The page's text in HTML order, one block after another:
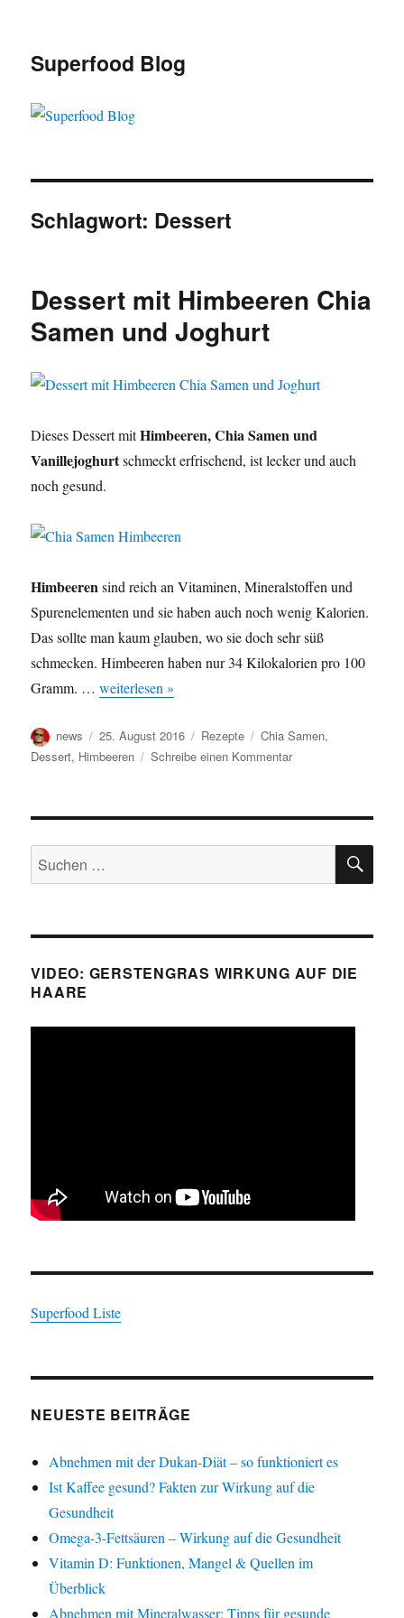
Superfood Blog
Schlagwort: Dessert
Dessert mit Himbeeren Chia
Samen und Joghurt
Dieses Dessert mitHimbeeren, Chia Samen und
Vanillejoghurtschmeckt erfrischend, ist lecker und auch
noch gesund.
Himbeerensind reich an Vitaminen, Mineralstoffen und
Spurenelementen und sie haben auch noch wenig Kalorien.
Das sollte man kaum glauben, wo sie doch sehr süß
schmecken. Himbeeren haben nur 34 Kilokalorien pro 100
Gramm. …weiterlesen »
Autor
news
Veröffentlicht
am
25. August 2016 Kategorien
Rezepte Schlagwörter
Chia Samen,
Dessert, Himbeeren Schreibe einen Kommentarzu
Samen
Joghurt
Suche
nach:
VIDEO: GERSTENGRAS WIRKUNG AUF DIE
HAARE
Superfood Liste
NEUESTE BEITRÄGE
Abnehmen mit der Dukan-Diät – so funktioniert es
Ist Kaffee gesund? Fakten zur Wirkung auf die
Gesundheit
Omega-3-Fettsäuren – Wirkung auf die Gesundheit
Vitamin D: Funktionen, Mangel & Quellen im
Überblick
Abnehmen mit Mineralwasser: Tipps für gesunde